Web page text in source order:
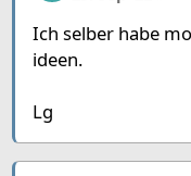
Ich selber habe
ideen.
Lg